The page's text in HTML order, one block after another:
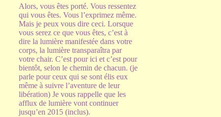
Alors, vous êtes porté. Vous ressentez
qui vous êtes. Vous l’exprimez même.
Mais je peux vous dire ceci. Lorsque
vous serez ce que vous êtes, c’est à
dire la lumière manifestée dans votre
corps, la lumière transparaîtra par
votre chair. C’est pour ici et c’est pour
bientôt, selon le chemin de chacun. (je
parle pour ceux qui se sont élis eux
même à suivre l’aventure de leur
libération) Je vous rappelle que les
afflux de lumière vont continuer
jusqu’en 2015 (inclus).